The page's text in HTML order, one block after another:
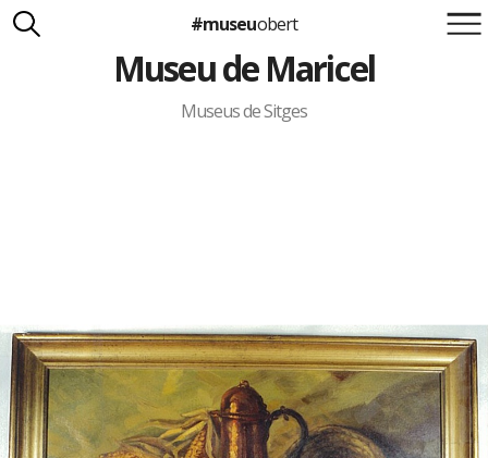
Suma't a la iniciativa
Carlota Royo
Francesca Barcellona
#museuobert
Museu de Maricel
Museus de Sitges